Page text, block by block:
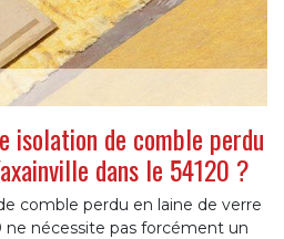
isolation de comble perdu
dans le 54120 ?
comble perdu en laine de verre
ne nécessite pas forcément un